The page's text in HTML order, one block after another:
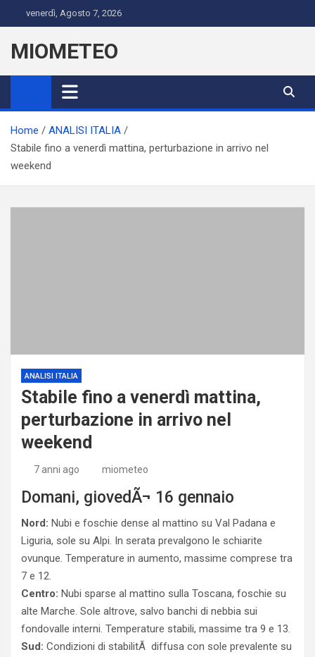
to
content
venerdì, Agosto 7, 2026
MIOMETEO
Home
ANALISI ITALIA
Stabile fino a venerdì mattina, perturbazione in arrivo nel
weekend
ANALISI ITALIA
Stabile fino a venerdì mattina,
perturbazione in arrivo nel
weekend
7 anni ago miometeo
Domani, giovedÃ¬ 16 gennaio
Nord: Nubi e foschie dense al mattino su Val Padana e
Liguria, sole su Alpi. In serata prevalgono le schiarite
ovunque. Temperature in aumento, massime comprese tra
7 e 12.
Centro: Nubi sparse al mattino sulla Toscana, foschie su
alte Marche. Sole altrove, salvo banchi di nebbia sui
fondovalle interni. Temperature stabili, massime tra 9 e 13.
Sud: Condizioni di stabilitÃ diffusa con sole prevalente su